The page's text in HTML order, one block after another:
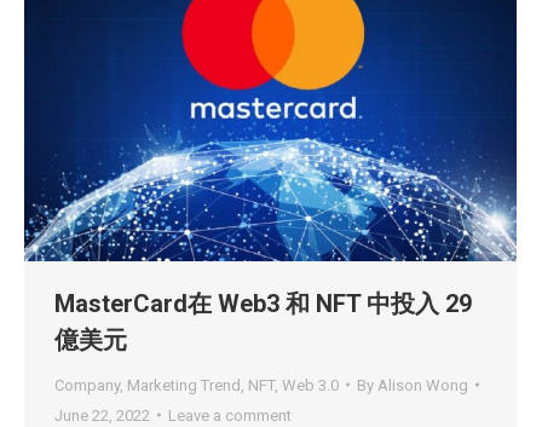
MasterCard在 Web3 和 NFT 中投入 29
億美元
Company, Marketing Trend NFT, Web 3.0 By Alison Wong
June 22, 2022
Leave a comment